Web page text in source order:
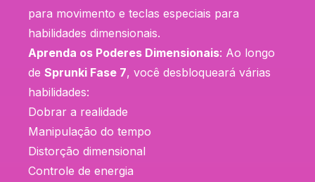
para movimento e teclas especiais para
habilidades dimensionais.
Aprenda os Poderes Dimensionais: Ao longo
de Sprunki Fase 7, você desbloqueará várias
habilidades:
Dobrar a realidade
Manipulação do tempo
Distorção dimensional
Controle de energia